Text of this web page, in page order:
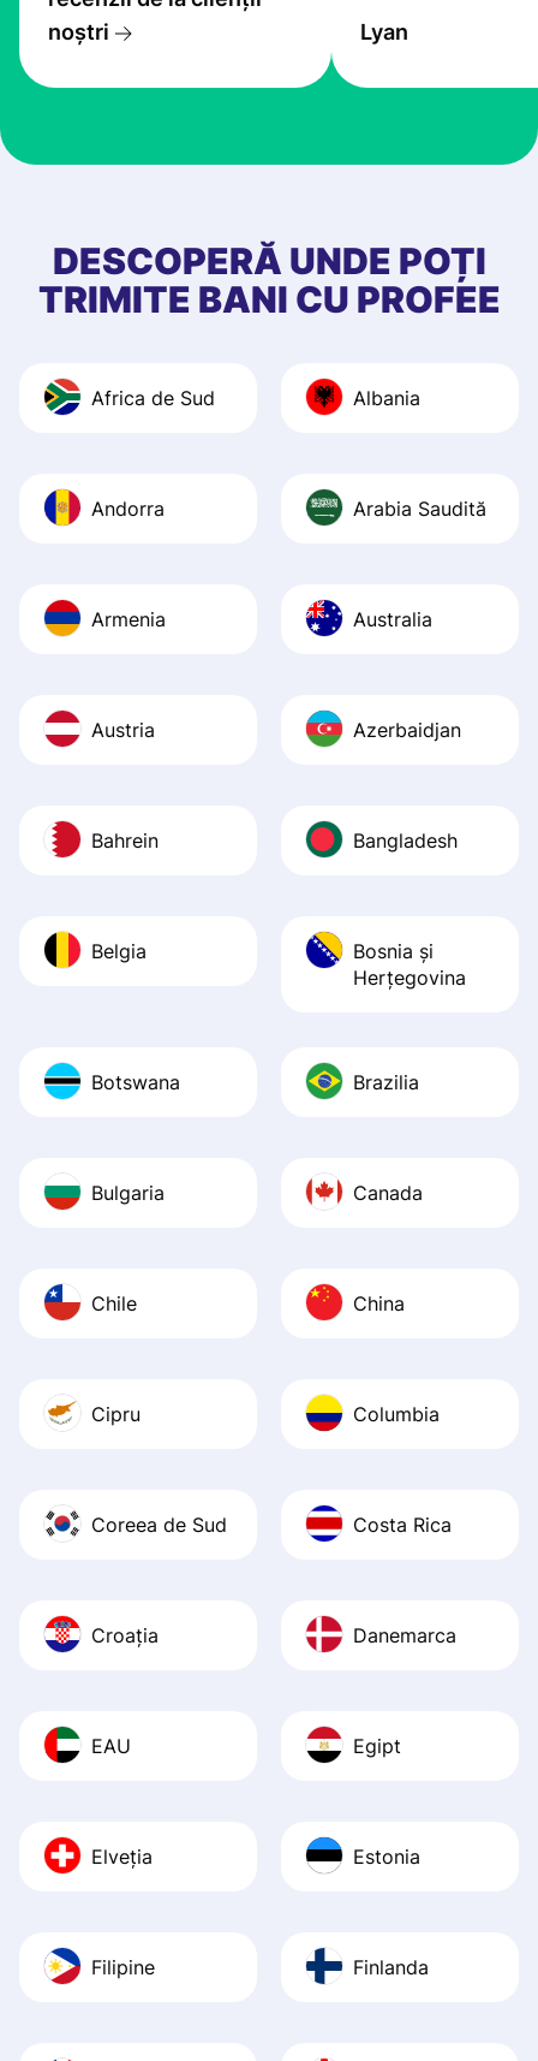
noștri
the exchange
at Profee is very
first started
app, and they
quick to provide
Lyan
DESCOPERĂ UNDE POȚI
TRIMITE BANI CU PROFEE
Africa de Sud Albania
Andorra Arabia Saudită
Armenia Australia
Austria Azerbaidjan
Bahrein Bangladesh
Belgia
Bosnia şi
Herţegovina
Botswana Brazilia
Bulgaria Canada
Chile China
Cipru Columbia
Coreea de Sud Costa Rica
Croația Danemarca
EAU Egipt
Elveția Estonia
Filipine Finlanda